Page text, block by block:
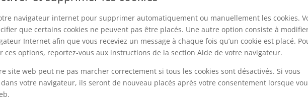
navigateur internet pour supprimer automatiquement ou manuellement les cookies.
que certains cookies ne peuvent pas être placés. Une autre option consiste à
Internet afin que vous receviez un message à chaque fois qu’un cookie est placé.
ces options, reportez-vous aux instructions de la section Aide de votre navigateur.
site web peut ne pas marcher correctement si tous les cookies sont désactivés. Si vous
votre navigateur, ils seront de nouveau placés après votre consentement lorsque